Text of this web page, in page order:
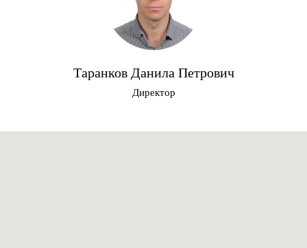
Таранков Данила Петрович
Директор